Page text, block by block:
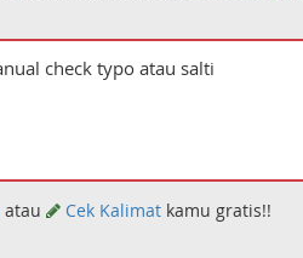
atau Cek Kalimatkamu gratis!!